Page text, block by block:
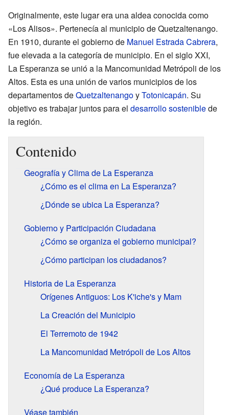
Originalmente, este lugar era una aldea conocida como
«Los Alisos». Pertenecía al municipio de Quetzaltenango.
En 1910, durante el gobierno de Manuel Estrada Cabrera,
fue elevada a la categoría de municipio. En el siglo XXI,
La Esperanza se unió a la Mancomunidad Metrópoli de los
Altos. Esta es una unión de varios municipios de los
departamentos deQuetzaltenangoyTotonicapán. Su
objetivo es trabajar juntos para el desarrollo sosteniblede
la región.
Contenido
Geografía y Clima de La Esperanza
¿Cómo es el clima en La Esperanza?
¿Dónde se ubica La Esperanza?
Gobierno y Participación Ciudadana
¿Cómo se organiza el gobierno municipal?
¿Cómo participan los ciudadanos?
Historia de La Esperanza
Orígenes Antiguos: Los K'iche's y Mam
La Creación del Municipio
El Terremoto de 1942
La Mancomunidad Metrópoli de Los Altos
Economía de La Esperanza
¿Qué produce La Esperanza?
Véase también